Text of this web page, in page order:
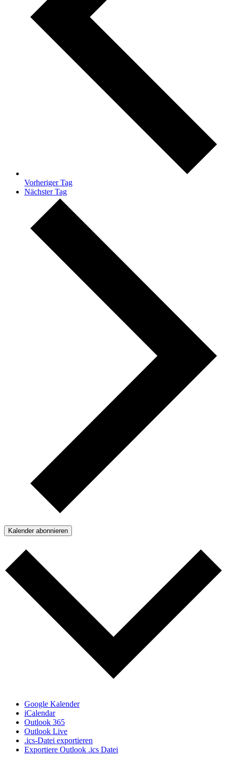
Vorheriger Tag
Nächster Tag
Kalender abonnieren
Google Kalender
iCalendar
Outlook 365
Outlook Live
.ics-Datei exportieren
Exportiere Outlook .ics Datei